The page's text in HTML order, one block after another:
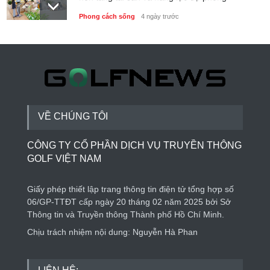
Phong cách sống 4 ngày trước
Thành lập Trung tâm Giải mã lượng tử Quang
Phong cách sống 4 ngày trước
VỀ CHÚNG TÔI
CÔNG TY CỔ PHẦN DỊCH VỤ TRUYỀN THÔNG
GOLF VIỆT NAM
Giấy phép thiết lập trang thông tin điện tử tổng hợp số
06/GP-TTĐT cấp ngày 20 tháng 02 năm 2025 bởi Sở
Thông tin và Truyền thông Thành phố Hồ Chí Minh.
Chịu trách nhiệm nội dung: Nguyễn Hà Phan